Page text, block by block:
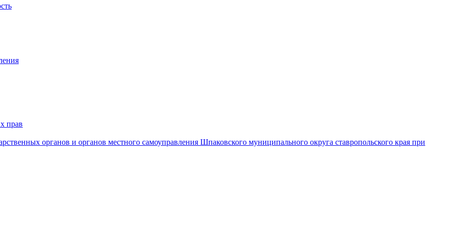
прав
органов и органов местного самоуправления Шпаковского муниципального округа ставропольского края при